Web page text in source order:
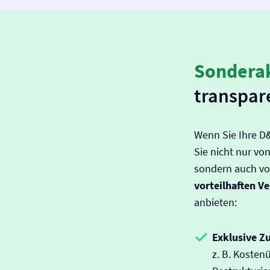
Wenn Sie Ihre
Sie nicht nur
sondern auch
vorteilhaften
anbieten:
Exklusive
z. B.